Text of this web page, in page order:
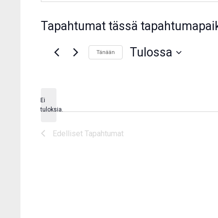
Tapahtumat tässä
Notice
Ei
tuloksia.
Tänään Tulossa
Edelliset Tapahtumat